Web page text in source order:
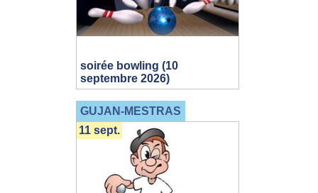
soirée bowling (10
septembre 2026)
GUJAN-MESTRAS
11 sept.